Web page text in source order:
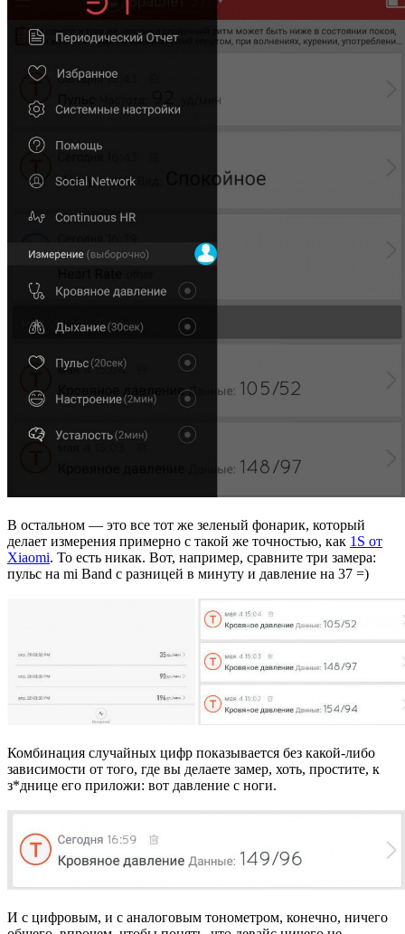
В остальном — это все тот же зеленый фонарик, который
делает измерения примерно с такой же точностью, как 1S от
Xiaomi. То есть никак. Вот, например, сравните три замера:
пульс на mi Band с разницей в минуту и давление на 37 =)
Комбинация случайных цифр показывается без какой-либо
зависимости от того, где вы делаете замер, хоть, простите, к
з*днице его приложи: вот давление с ноги.
И с цифровым, и с аналоговым тонометром, конечно, ничего